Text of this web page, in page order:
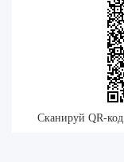
Сканируй QR-